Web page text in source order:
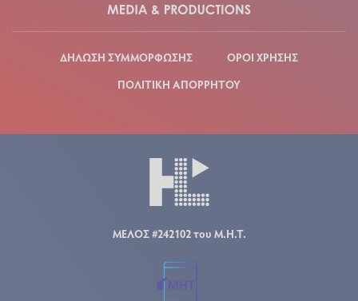
ΔΗΛΩΣΗ ΣΥΜΜΟΡΦΩΣΗΣ
ΟΡΟΙ ΧΡΗΣΗΣ
ΠΟΛΙΤΙΚΗ ΑΠΟΡΡΗΤΟΥ
ΜΕΛΟΣ #242102 του Μ.Η.Τ.